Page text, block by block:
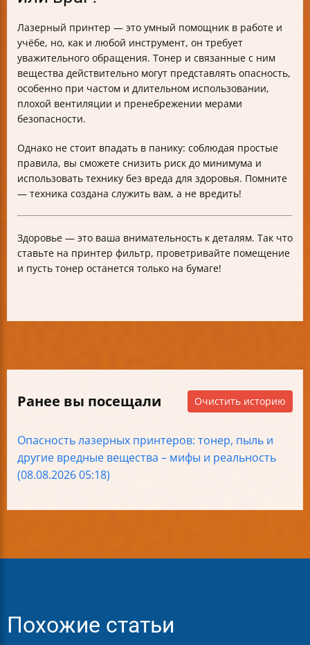
Лазерный принтер — это умный помощник в работе и
учёбе, но, как и любой инструмент, он требует
уважительного обращения. Тонер и связанные с ним
вещества действительно могут представлять опасность,
особенно при частом и длительном использовании,
плохой вентиляции и пренебрежении мерами
безопасности.
Однако не стоит впадать в панику: соблюдая простые
правила, вы сможете снизить риск до минимума и
использовать технику без вреда для здоровья. Помните
— техника создана служить вам, а не вредить!
Здоровье — это ваша внимательность к деталям. Так что
ставьте на принтер фильтр, проветривайте помещение
и пусть тонер останется только на бумаге!
Ранее вы посещали Очистить историю
Опасность лазерных принтеров: тонер, пыль и
другие вредные вещества – мифы и реальность
(08.08.2026 05:18)
Похожие статьи